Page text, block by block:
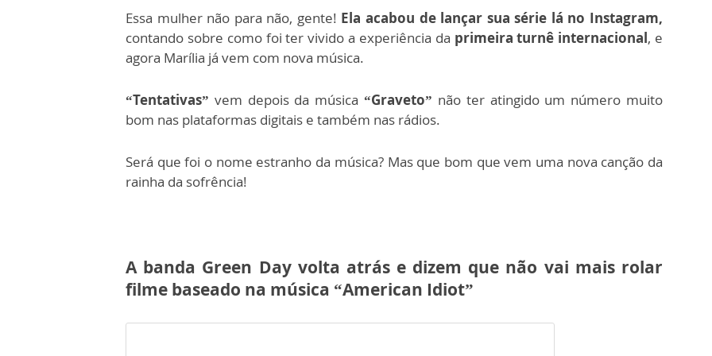
Essa mulher não para não, gente! Ela acabou de lançar sua série lá no Instagram,
contando sobre como foi ter vivido a experiência da primeira turnê internacional, e
agora Marília já vem com nova música.
“Tentativas” vem depois da música“Graveto” não ter atingido um número muito
bom nas plataformas digitais e também nas rádios.
Será que foi o nome estranho da música? Mas que bom que vem uma nova canção da
rainha da sofrência!
A banda Green Day volta atrás e dizem que não vai mais rolar
filme baseado na música “American Idiot”